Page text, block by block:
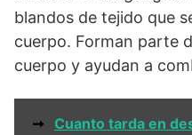
blandos de tejido que
cuerpo. Forman parte
cuerpo y ayudan a
➞
Cuanto tarda en